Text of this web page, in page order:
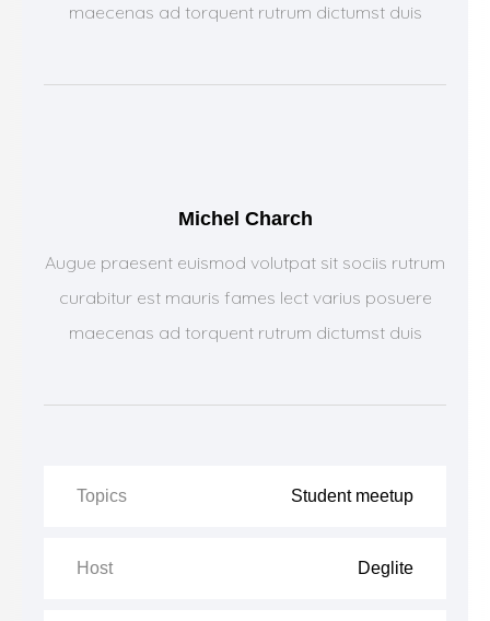
maecenas ad torquent rutrum dictumst duis
Michel Charch
Augue praesent euismod volutpat sit sociis rutrum
curabitur est mauris fames lect varius posuere
maecenas ad torquent rutrum dictumst duis
Topics Student meetup
Host Deglite